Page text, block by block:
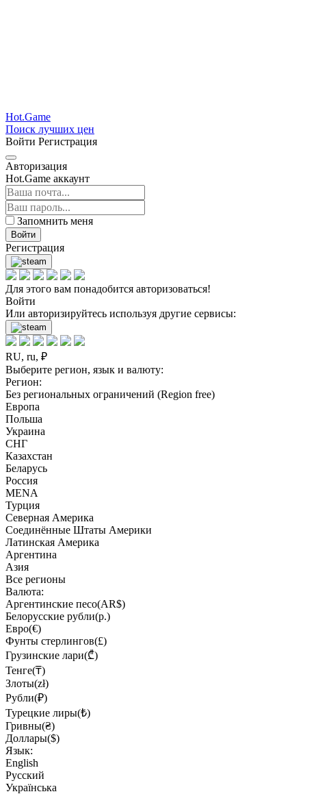
Hot.Game
Поиск лучших цен
Войти Регистрация
Авторизация
Hot.Game аккаунт
Запомнить меня
Войти
Регистрация
Для этого вам понадобится авторизоваться!
Войти
Или авторизируйтесь используя другие сервисы:
RU, ru, ₽
Выберите регион, язык и валюту:
Регион:
Без региональных ограничений (Region free)
Европа
Польша
Украина
СНГ
Казахстан
Беларусь
Россия
MENA
Турция
Северная Америка
Соединённые Штаты Америки
Латинская Америка
Аргентина
Азия
Все регионы
Валюта:
Аргентинские песо(AR$)
Белорусские рубли(р.)
Евро(€)
Фунты стерлингов(£)
Грузинские лари(₾)
Тенге(₸)
Злоты(zł)
Рубли(₽)
Турецкие лиры(₺)
Гривны(₴)
Доллары($)
Язык:
English
Русский
Українська